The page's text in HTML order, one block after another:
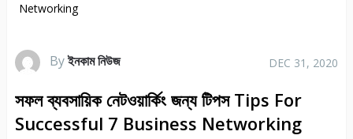
Networking
Byইনকাম নিউজ DEC 31, 2020
সফল ব্যবসায়িক নেটওয়ার্কিং জন্য টিপস Tips For
Successful 7 Business Networking